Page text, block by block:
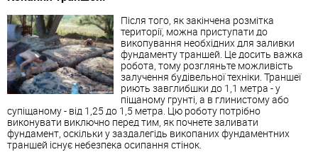
Після того, як закінчена розмітка
території, можна приступати до
викопування необхідних для заливки
фундаменту траншей. Це досить важка
робота, тому розгляньте можливість
залучення будівельної техніки. Траншеї
риють завглибшки до 1,1 метра - у
піщаному грунті, а в глинистому або
супіщаному - від 1,25 до 1,5 метра. Цю роботу потрібно
виконувати виключно перед тим, як почнете заливати
фундамент, оскільки у заздалегідь викопаних фундаментних
траншей існує небезпека осипання стінок.